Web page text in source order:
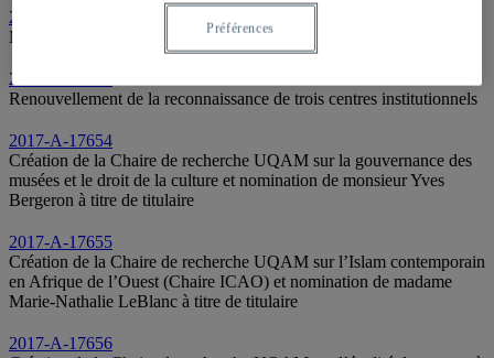
2017-A-17652
Modification du programme de baccalauréat en sociologie
2017-A-17653
Renouvellement de la reconnaissance de trois centres institutionnels
2017-A-17654
Création de la Chaire de recherche UQAM sur la gouvernance des
musées et le droit de la culture et nomination de monsieur Yves
Bergeron à titre de titulaire
2017-A-17655
Création de la Chaire de recherche UQAM sur l’Islam contemporain
en Afrique de l’Ouest (Chaire ICAO) et nomination de madame
Marie-Nathalie LeBlanc à titre de titulaire
2017-A-17656
Préférences